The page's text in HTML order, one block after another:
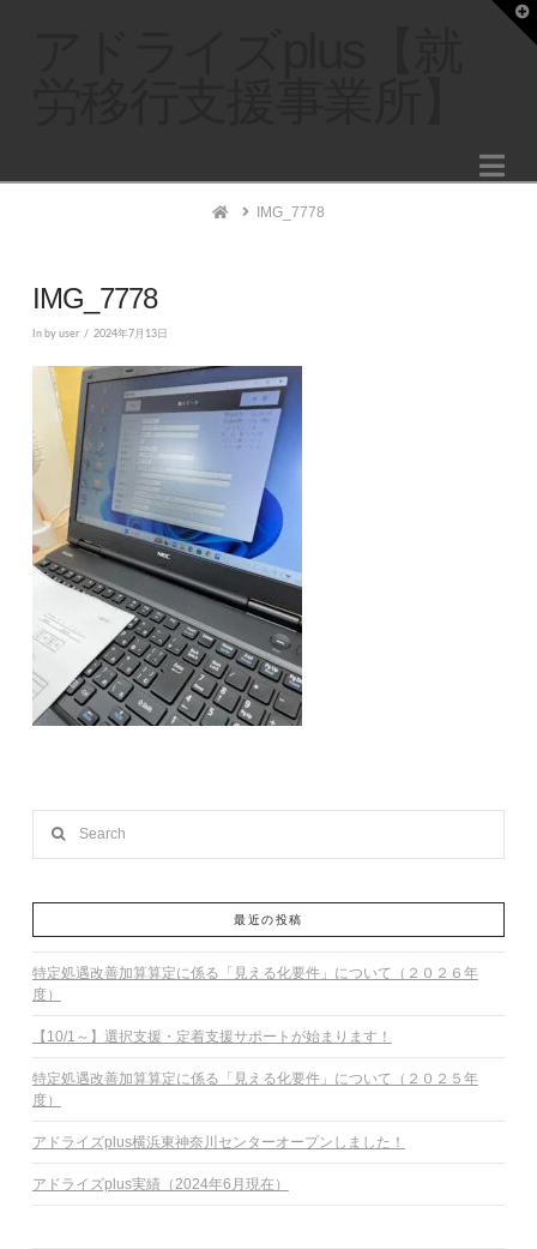
HomeIMG_7778
IMG_7778
In by user 2024年7月13日
最近の投稿
特定処遇改善加算算定に係る「見える化要件」について（２０２６年
度）
【10/1～】選択支援・定着支援サポートが始まります！
特定処遇改善加算算定に係る「見える化要件」について（２０２５年
度）
アドライズplus横浜東神奈川センターオープンしました！
アドライズplus実績（2024年6月現在）